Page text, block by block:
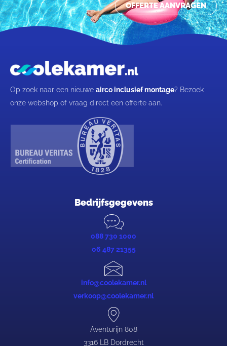
OFFERTE AANVRAGEN
Op zoek naar een nieuwe airco inclusief montage? Bezoek
onze webshop of vraag direct een offerte aan.
Bedrijfsgegevens
088 730 1000
06 487 21355
info@coolekamer.nl
verkoop@coolekamer.nl
Aventurijn 808
3316 LB Dordrecht